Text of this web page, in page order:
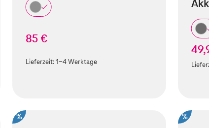
85 €
Lieferzeit:1-4 Werktage
% %